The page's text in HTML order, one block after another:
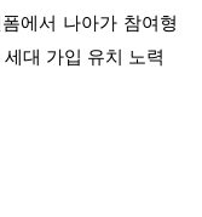
에서 나아가 참여형
대 가입 유치 노력